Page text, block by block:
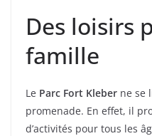
Des loisirs
famille
Le Parc Fort Kleber ne se
promenade. En effet, il
d’activités pour tous les